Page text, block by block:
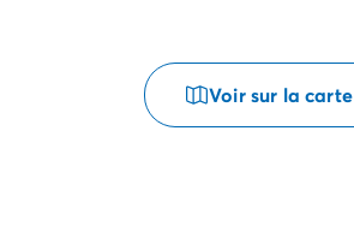
Voir sur la carte